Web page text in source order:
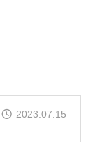
2023.07.15